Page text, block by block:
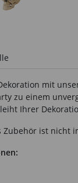
mit
zu einem
Ihrer
Zubehör ist nicht